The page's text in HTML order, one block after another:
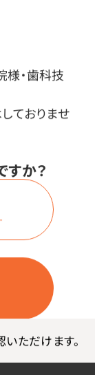
様・歯科技
ておりませ
か？
ただけます。
し、光がきれ